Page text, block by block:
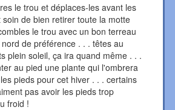
le trou et déplaces-les avant les
de bien retirer toute la motte
le trou avec un bon terreau
de préférence . . . têtes au
plein soleil, ça ira quand même . . .
au pied une plante qui l'ombrera
pieds pour cet hiver . . . certains
pas avoir les pieds trop
froid !